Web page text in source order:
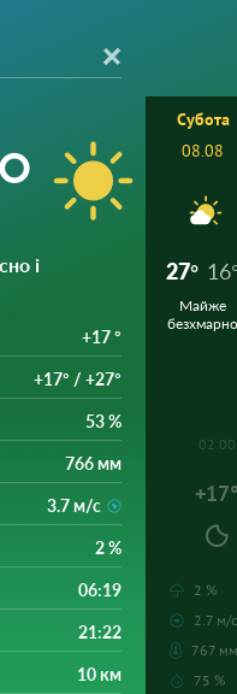
і
+17 °
+17° / +27°
53 %
766 мм
3.7 м/с
2 %
06:19
21:22
10 км
Субота
08.08
27° 16°
Майже
безхмарно
02:00
+17°
2 %
2.7 м/с
767 мм
75 %